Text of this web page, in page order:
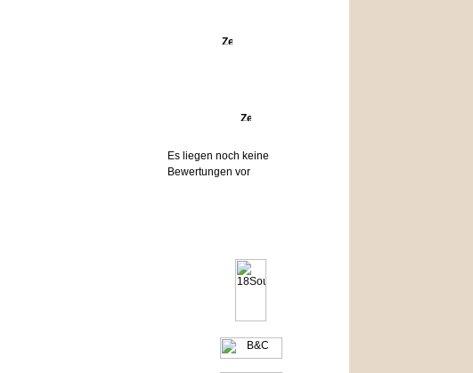
Es liegen noch keine
Bewertungen vor